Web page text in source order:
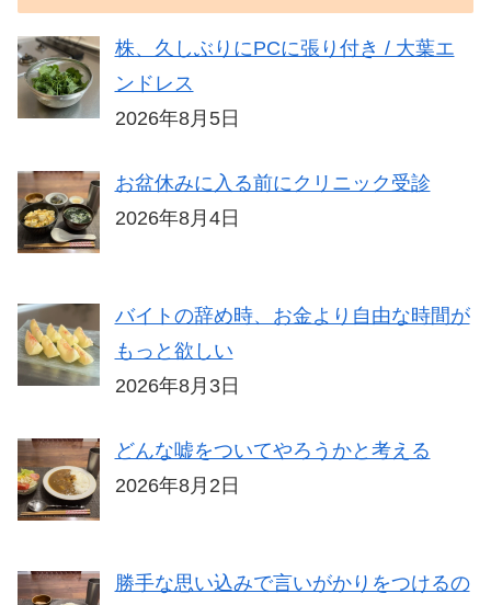
株、久しぶりにPCに張り付き / 大葉エ
ンドレス
2026年8月5日
お盆休みに入る前にクリニック受診
2026年8月4日
バイトの辞め時、お金より自由な時間が
もっと欲しい
2026年8月3日
どんな嘘をついてやろうかと考える
2026年8月2日
勝手な思い込みで言いがかりをつけるの